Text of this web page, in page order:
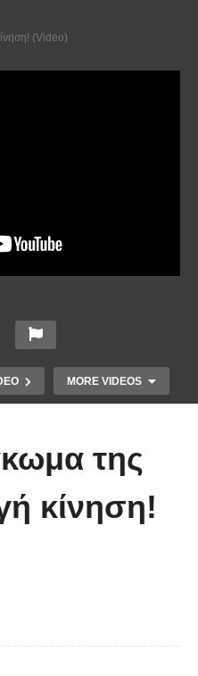
(Video)
MORE VIDEOS
της
κίνηση!